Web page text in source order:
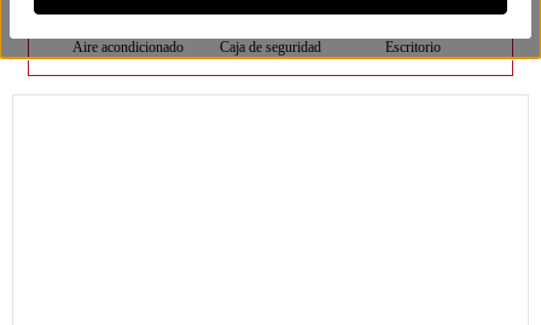
Aire acondicionado Caja de seguridad Escritorio